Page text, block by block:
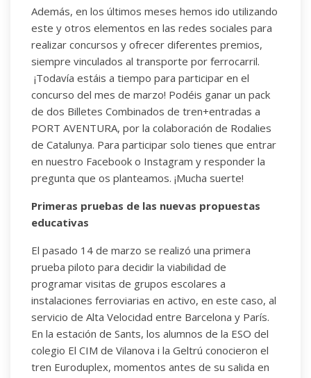
Además, en los últimos meses hemos ido utilizando
este y otros elementos en las redes sociales para
realizar concursos y ofrecer diferentes premios,
siempre vinculados al transporte por ferrocarril.
¡Todavía estáis a tiempo para participar en el
concurso del mes de marzo! Podéis ganar un pack
de dos Billetes Combinados de tren+entradas a
PORT AVENTURA, por la colaboración de Rodalies
de Catalunya. Para participar solo tienes que entrar
en nuestro Facebook o Instagram y responder la
pregunta que os planteamos. ¡Mucha suerte!
Primeras pruebas de las nuevas propuestas
educativas
El pasado 14 de marzo se realizó una primera
prueba piloto para decidir la viabilidad de
programar visitas de grupos escolares a
instalaciones ferroviarias en activo, en este caso, al
servicio de Alta Velocidad entre Barcelona y París.
En la estación de Sants, los alumnos de la ESO del
colegio El CIM de Vilanova i la Geltrú conocieron el
tren Euroduplex, momentos antes de su salida en